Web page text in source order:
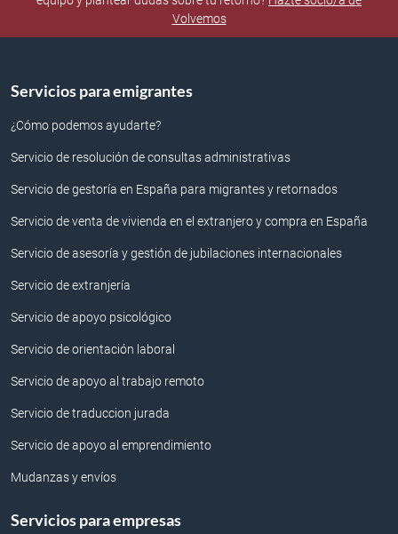
Volvemos
Servicios para emigrantes
¿Cómo podemos ayudarte?
Servicio de resolución de consultas administrativas
Servicio de gestoría en España para migrantes y retornados
Servicio de venta de vivienda en el extranjero y compra en España
Servicio de asesoría y gestión de jubilaciones internacionales
Servicio de extranjería
Servicio de apoyo psicológico
Servicio de orientación laboral
Servicio de apoyo al trabajo remoto
Servicio de traduccion jurada
Servicio de apoyo al emprendimiento
Mudanzas y envíos
Servicios para empresas